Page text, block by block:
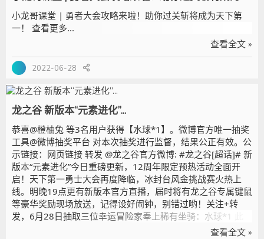
小龙哥课堂 | 勇者大会攻略来啦！助你过关斩将成为天下第
一！ 查看更多...
查看全文 »
2022-06-28
龙之谷 新版本“元素进化”...
恭喜@橙柚兔 等3名用户获得【水球*1】。微博官方唯一抽奖
工具@微博抽奖平台 对本次抽奖进行监督，结果公正有效。公
示链接：网页链接 转发 @龙之谷官方微博: #龙之谷[超话]# 新
版本“元素进化”今日重磅更新，12周年限定预热活动全面开
启！天下第一勇士大会再度降临，冰封台风金挑战赛火热上
线。明晚19点更有新版本官方直播，届时将有龙之谷专属键鼠
等豪华奖励现场放送，记得设好闹钟，别错过哟！关注+转
发，6月28日抽取三位幸运冒险家奉上稀有坐骑：水球*1 此
外，更有街头风三件套、威风黑虎坐骑、L级平板成长精灵加
查看全文 »